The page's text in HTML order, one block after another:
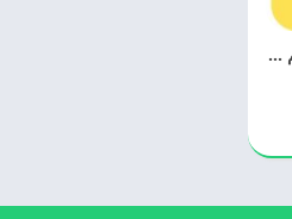
تحميل برنامج التكلم مع الحيوانات 2025 Meow Talk Cat Translator مجانا